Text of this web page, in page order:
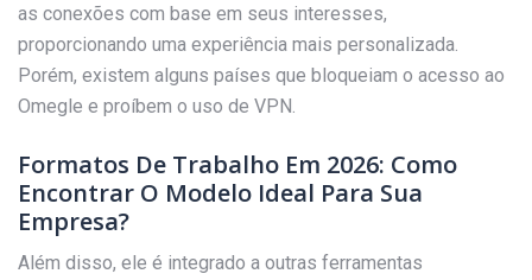
as conexões com base em seus interesses,
proporcionando uma experiência mais personalizada.
Porém, existem alguns países que bloqueiam o acesso ao
Omegle e proíbem o uso de VPN.
Formatos De Trabalho Em 2026: Como
Encontrar O Modelo Ideal Para Sua
Empresa?
Além disso, ele é integrado a outras ferramentas